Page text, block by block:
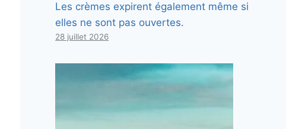
Les crèmes expirent également même si
elles ne sont pas ouvertes.
28 juillet 2026